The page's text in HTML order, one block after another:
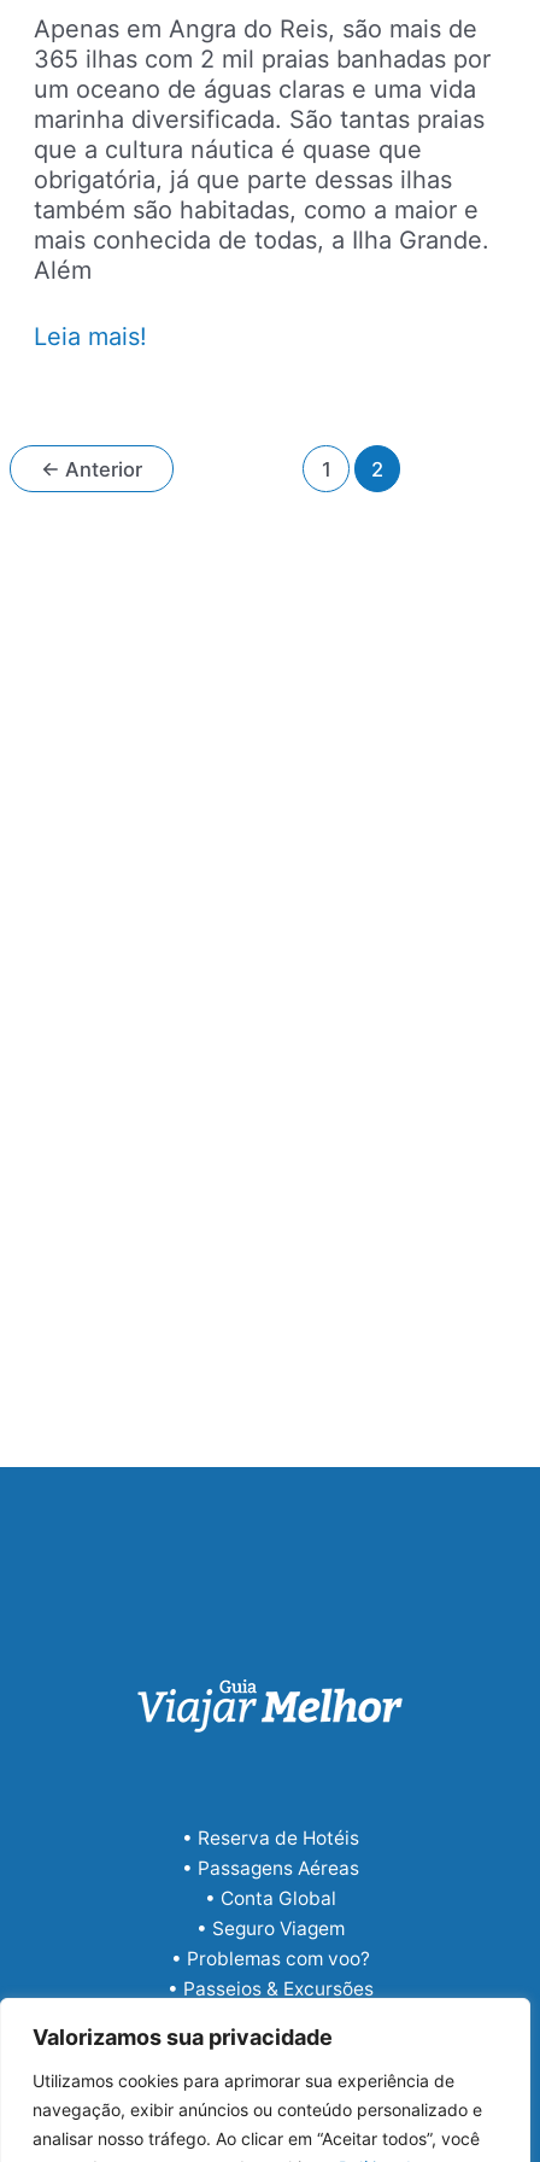
Valorizamos sua privacidade
Utilizamos cookies para aprimorar sua experiência de
navegação, exibir anúncios ou conteúdo personalizado e
analisar nosso tráfego. Ao clicar em “Aceitar todos”, você
Apenas em Angra do Reis, são mais de
365 ilhas com 2 mil praias banhadas por
um oceano de águas claras e uma vida
marinha diversificada. São tantas praias
que a cultura náutica é quase que
obrigatória, já que parte dessas ilhas
também são habitadas, como a maior e
mais conhecida de todas, a Ilha Grande.
Além
Viaje
Reis
e
Leia mais!
Paginação
de
← Anterior 1 2
• Reserva de Hotéis
• Passagens Aéreas
• Conta Global
• Seguro Viagem
• Problemas com voo?
• Passeios & Excursões